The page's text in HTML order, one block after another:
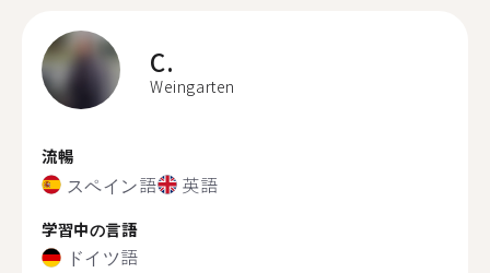
C.
Weingarten
流暢
スペイン語 英語
学習中の言語
ドイツ語